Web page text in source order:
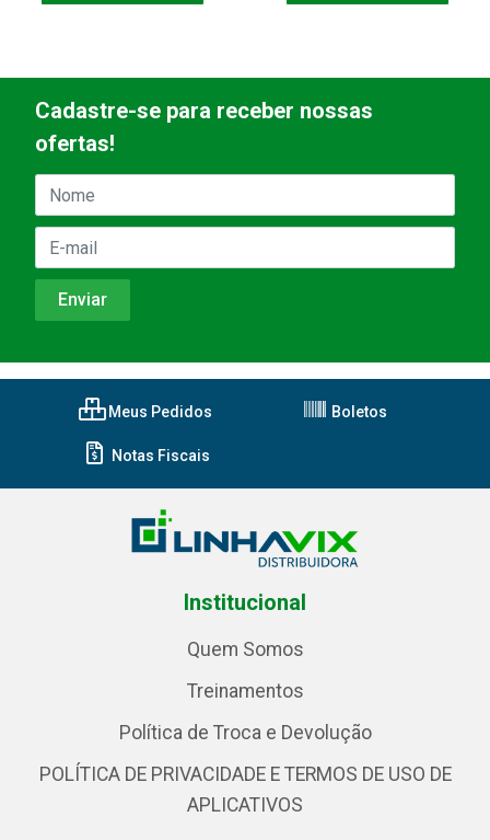
Cadastre-se para receber nossas
ofertas!
Meus Pedidos Boletos
Notas Fiscais
Institucional
Quem Somos
Treinamentos
Política de Troca e Devolução
POLÍTICA DE PRIVACIDADE E TERMOS DE USO DE
APLICATIVOS